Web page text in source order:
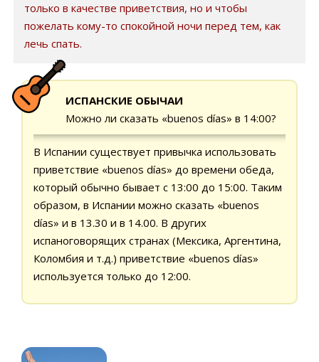
только в качестве приветствия, но и чтобы
пожелать кому-то спокойной ночи перед тем, как
лечь спать.
ИСПАНСКИЕ ОБЫЧАИ
Можно ли сказать «buenos días» в 14:00?
В Испании существует привычка использовать
приветствие «buenos días» до времени обеда,
который обычно бывает с 13:00 до 15:00. Таким
образом, в Испании можно сказать «buenos
días» и в 13.30 и в 14.00. В других
испаноговорящих странах (Мексика, Аргентина,
Коломбия и т.д.) приветствие «buenos días»
используется только до 12:00.